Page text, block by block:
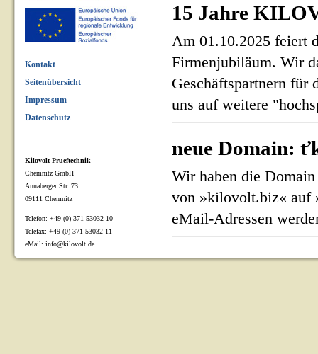
15 Jahre
Am 01.10.2025 feiert
Firmenjubiläum. Wir
Geschäftspartnern für
uns auf weitere
neue Domain:
Wir haben die
von »kilovolt.biz« auf
eMail-Adressen
Kontakt
Seitenübersicht
Impressum
Datenschutz
Kilovolt Prueftechnik
Chemnitz GmbH
Annaberger Str. 73
09111 Chemnitz
Telefon: +49 (0) 371 53032 10
Telefax: +49 (0) 371 53032 11
eMail: info@kilovolt.de